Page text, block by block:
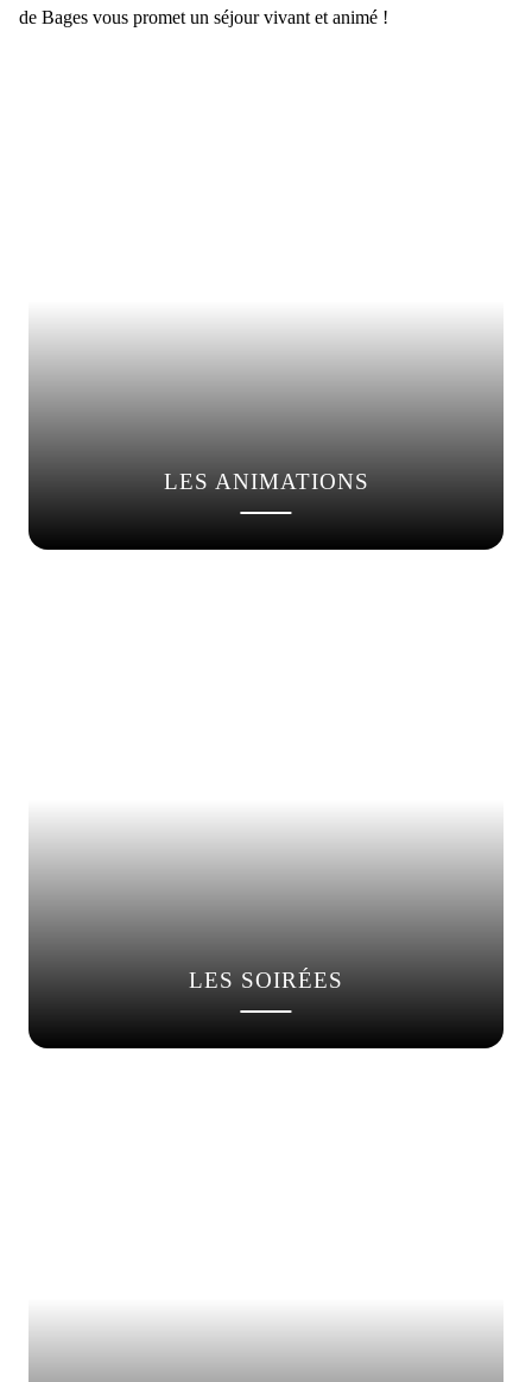
de Bages vous promet un séjour vivant et animé !
LES ANIMATIONS
LES SOIRÉES